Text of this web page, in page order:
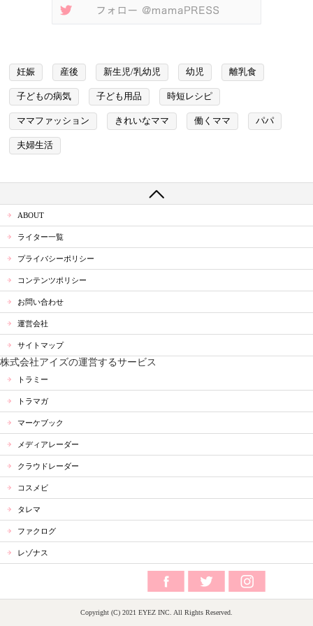
妊娠 産後 新生児/乳幼児 幼児 離乳食
子どもの病気 子ども用品 時短レシピ
ママファッション きれいなママ 働くママ パパ
夫婦生活
ABOUT
ライター一覧
プライバシーポリシー
コンテンツポリシー
お問い合わせ
運営会社
サイトマップ
株式会社アイズの運営するサービス
トラミー
トラマガ
マーケブック
メディアレーダー
クラウドレーダー
コスメビ
タレマ
ファクログ
レゾナス
Copyright (C) 2021 EYEZ INC. All Rights Reserved.